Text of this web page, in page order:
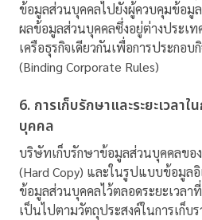
ข้อมูลส่วนบุคคลไปยังผู้ควบคุมข้อมู
ผลข้อมูลส่วนบุคคลซึ่งอยู่ต่างประเท
เครือธุรกิจเดียวกันเพื่อการประกอบ
(Binding Corporate Rules)
6. การเก็บรักษาและระยะเวลา
บุคคล
บริษัทเก็บรักษาข้อมูลส่วนบุคคลขอ
(Hard Copy) และในรูปแบบข้อมูลอิ
ข้อมูลส่วนบุคคลไว้ตลอดระยะเวลา
เป็นไปตามวัตถุประสงค์ในการเก็บ